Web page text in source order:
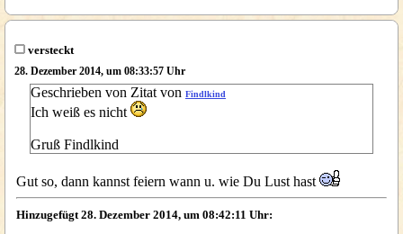
versteckt
28. Dezember 2014, um 08:33:57 Uhr
Geschrieben von Zitat von Findlkind
Ich weiß es nicht
Gruß Findlkind
Gut so, dann kannst feiern wann u. wie Du Lust hast
Hinzugefügt 28. Dezember 2014, um 08:42:11 Uhr: